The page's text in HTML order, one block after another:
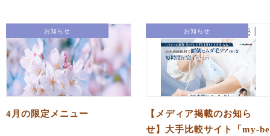
お知らせ
4月の限定メニュー
お知らせ
【メディア掲載のお知ら
せ】大手比較サイト「my-be